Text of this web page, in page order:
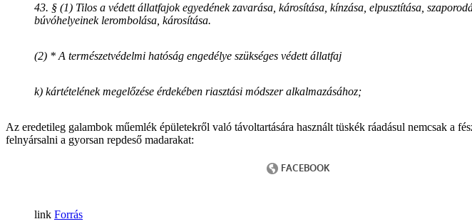
43. § (1) Tilos a védett állatfajok egyedének zavarása, károsítása, kínzása, elpusztítása,
búvóhelyeinek lerombolása, károsítása.
(2) * A természetvédelmi hatóság engedélye szükséges védett állatfaj
k) kártételének megelőzése érdekében riasztási módszer alkalmazásához;
Az eredetileg galambok műemlék épületekről való távoltartására használt tüskék ráadásul nemcsak a
felnyársalni a gyorsan repdeső madarakat:
Forrás